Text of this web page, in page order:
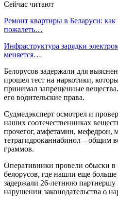
Сейчас читают
Ремонт квартиры в Беларуси: как
пожалеть…
Инфраструктура зарядки
меняется…
Белорусов задержали для
прошел тест на наркотики,
принимал запрещенные
его водительские права.
Судмедэксперт осмотрел и
наших соотечественниках
прочегог, амфетамин, мефедрон,
тетрагидроканнабинол – общим
граммов.
Оперативники провели обыски в
белорусов, где нашли еще
задержали 26-летнюю
нарушении законодательства о